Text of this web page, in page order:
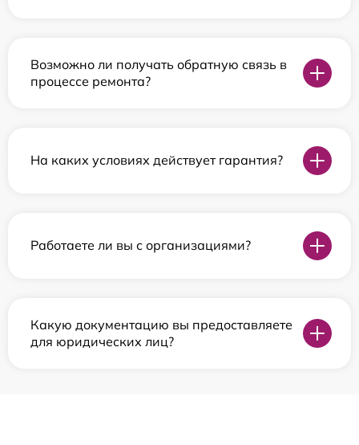
Возможно ли получать обратную связь в
процессе ремонта?
На каких условиях действует гарантия?
Работаете ли вы с организациями?
Какую документацию вы предоставляете
для юридических лиц?